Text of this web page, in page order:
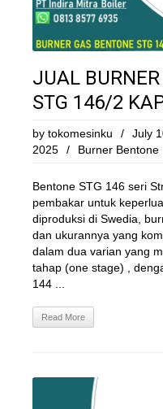
JUAL
STG 146/2
by tokomesinku /
July
2025
/ Burner Bentone
Bentone STG 146 seri
pembakar untuk
diproduksi di Swedia,
dan ukurannya yang
dalam dua varian yang
tahap (one stage) ,
144 ...
Read More